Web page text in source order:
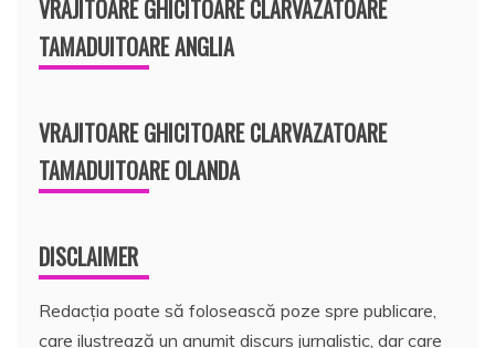
VRAJITOARE GHICITOARE CLARVAZATOARE
TAMADUITOARE ANGLIA
VRAJITOARE GHICITOARE CLARVAZATOARE
TAMADUITOARE OLANDA
DISCLAIMER
Redacția poate să folosească poze spre publicare,
care ilustrează un anumit discurs jurnalistic, dar care